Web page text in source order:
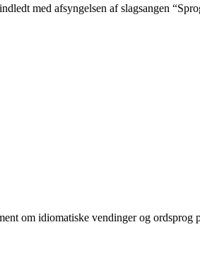
med afsyngelsen af slagsangen
om idiomatiske vendinger og